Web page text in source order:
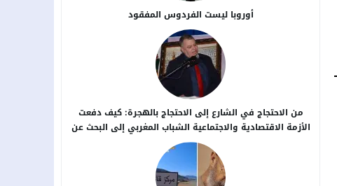
أوروبا ليست الفردوس المفقود
من الاحتجاج في الشارع إلى الاحتجاج بالهجرة: كيف دفعت
الأزمة الاقتصادية والاجتماعية الشباب المغربي إلى البحث عن
بدائل خارج الوطن؟